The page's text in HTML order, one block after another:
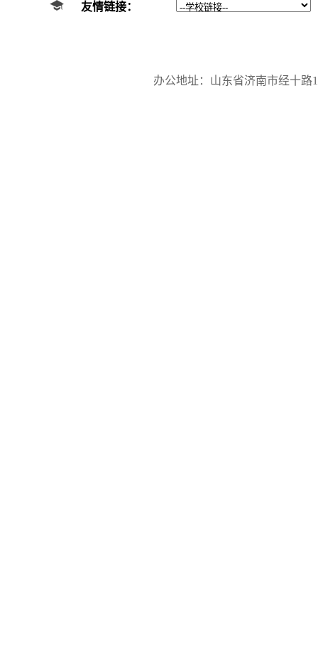
友情链接：
办公地址：山东省济南市经十路